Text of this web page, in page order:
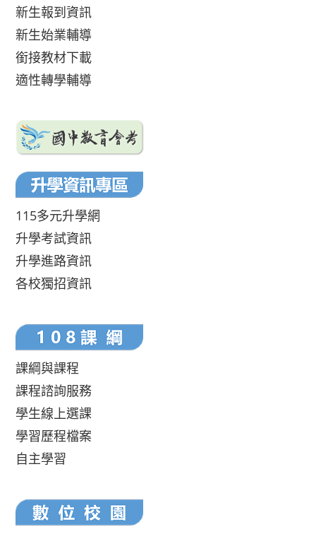
新生報到資訊
新生始業輔導
銜接教材下載
適性轉學輔導
115多元升學網
升學考試資訊
升學進路資訊
各校獨招資訊
課綱與課程
課程諮詢服務
學生線上選課
學習歷程檔案
自主學習